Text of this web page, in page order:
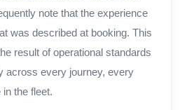
note that the experience
was described at booking. This
result of operational standards
across every journey, every
the fleet.